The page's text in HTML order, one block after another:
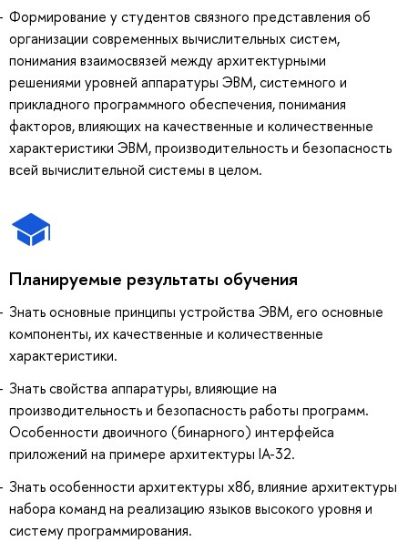
Формирование у студентов связного представления об
организации современных вычислительных систем,
понимания взаимосвязей между архитектурными
решениями уровней аппаратуры ЭВМ, системного и
прикладного программного обеспечения, понимания
факторов, влияющих на качественные и количественные
характеристики ЭВМ, производительность и безопасность
всей вычислительной системы в целом.
Планируемые результаты обучения
Знать основные принципы устройства ЭВМ, его основные
компоненты, их качественные и количественные
характеристики.
Знать свойства аппаратуры, влияющие на
производительность и безопасность работы программ.
Особенности двоичного (бинарного) интерфейса
приложений на примере архитектуры IA-32.
Знать особенности архитектуры x86, влияние архитектуры
набора команд на реализацию языков высокого уровня и
систему программирования.